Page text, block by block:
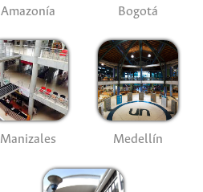
Amazonía Bogotá
Manizales Medellín